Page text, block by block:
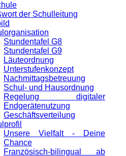
der Schulleitung
Stundentafel G8
Stundentafel G9
Läuteordnung
Unterstufenkonzept
Nachmittagsbetreuung
Schul- und Hausordnung
Regelung digitaler
Endgeräte­nutzung
Geschäftsverteilung
Unsere Vielfalt - Deine
Chance
Französisch-bilingual ab